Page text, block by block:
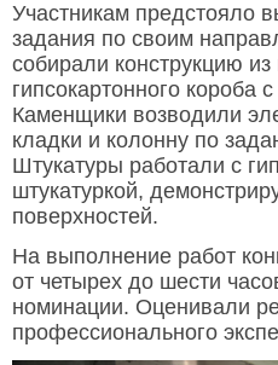
Участникам предстояло
задания по своим
собирали конструкцию из
гипсокартонного короба
Каменщики возводили
кладки и колонну по
Штукатуры работали с
штукатуркой,
поверхностей.
На выполнение работ
от четырех до шести
номинации. Оценивали
профессионального